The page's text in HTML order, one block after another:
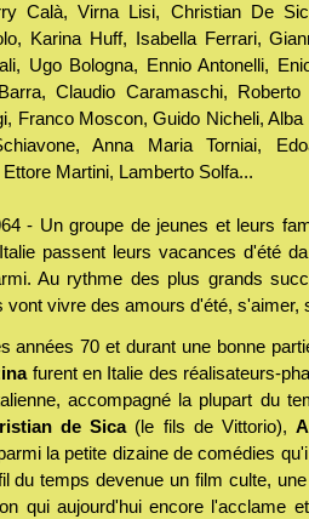
Calà, Virna Lisi, Christian De
Karina Huff, Isabella Ferrari,
Ugo Bologna, Ennio Antonelli,
Claudio Caramaschi,
Franco Moscon, Guido Nicheli,
Anna Maria Torniai,
Martini, Lamberto Solfa...
- Un groupe de jeunes et leurs
passent leurs vacances d'été
Au rythme des plus grands
vont vivre des amours d'été, s'aimer,
années 70 et durant une bonne
furent en Italie des réalisateurs-
accompagné la plupart du
de Sica(le fils de Vittorio),
la petite dizaine de comédies
du temps devenue un film culte,
qui aujourd'hui encore l'acclame